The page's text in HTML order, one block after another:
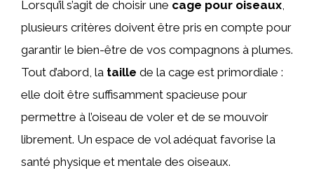
Lorsqu’il s’agit de choisir une cage pour oiseaux
plusieurs critères doivent être pris en compte pour
garantir le bien-être de vos compagnons à plumes.
Tout d’abord, la taille de la cage est primordiale :
elle doit être suffisamment spacieuse pour
permettre à l’oiseau de voler et de se mouvoir
librement. Un espace de vol adéquat favorise la
santé physique et mentale des oiseaux.